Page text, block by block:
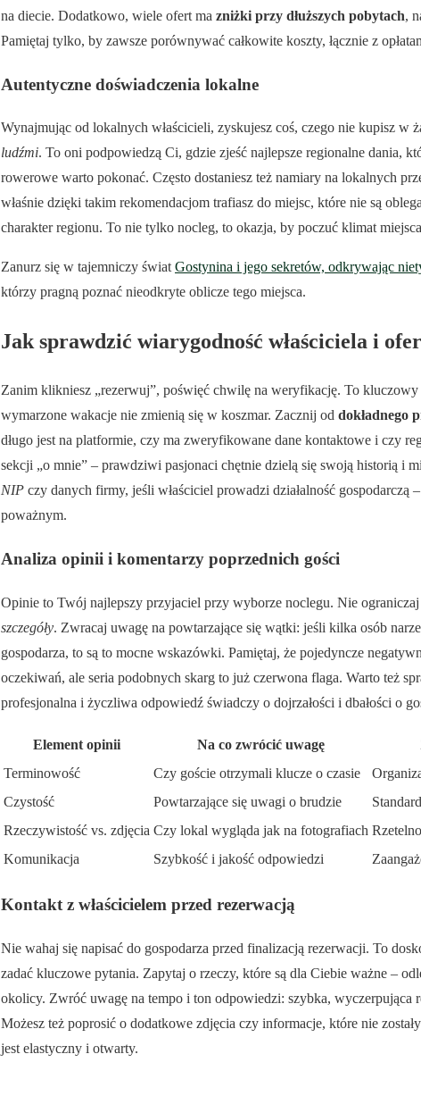
na diecie. Dodatkowo, wiele ofert ma zniżki przy dłuższych pobytach,
Pamiętaj tylko, by zawsze porównywać całkowite koszty, łącznie z
Autentyczne doświadczenia lokalne
Wynajmując od lokalnych właścicieli, zyskujesz coś, czego nie kupisz w
ludźmi. To oni podpowiedzą Ci, gdzie zjeść najlepsze regionalne dania,
rowerowe warto pokonać. Często dostaniesz też namiary na lokalnych
właśnie dzięki takim rekomendacjom trafiasz do miejsc, które nie są
charakter regionu. To nie tylko nocleg, to okazja, by poczuć klimat
Zanurz się w tajemniczy świat Gostynina i jego sekretów, odkrywając
którzy pragną poznać nieodkryte oblicze tego miejsca.
Jak sprawdzić wiarygodność właściciela i
Zanim klikniesz „rezerwuj”, poświęć chwilę na weryfikację. To
wymarzone wakacje nie zmienią się w koszmar. Zacznij od dokładnego
długo jest na platformie, czy ma zweryfikowane dane kontaktowe i czy
sekcji „o mnie” – prawdziwi pasjonaci chętnie dzielą się swoją historią i
NIP czy danych firmy, jeśli właściciel prowadzi działalność
poważnym.
Analiza opinii i komentarzy poprzednich gości
Opinie to Twój najlepszy przyjaciel przy wyborze noclegu. Nie
szczegóły. Zwracaj uwagę na powtarzające się wątki: jeśli kilka osób
gospodarza, to są to mocne wskazówki. Pamiętaj, że pojedyncze
oczekiwań, ale seria podobnych skarg to już czerwona flaga. Warto też
profesjonalna i życzliwa odpowiedź świadczy o dojrzałości i dbałości o
Element opinii Na co zwrócić uwagę
Terminowość
Czy goście otrzymali klucze o czasie
Czystość
Powtarzające się uwagi o brudzie
Rzeczywistość vs. zdjęcia Czy lokal wygląda jak na fotografiach
Komunikacja
Szybkość i jakość odpowiedzi
Kontakt z właścicielem przed rezerwacją
Nie wahaj się napisać do gospodarza przed finalizacją rezerwacji. To
zadać kluczowe pytania. Zapytaj o rzeczy, które są dla Ciebie ważne –
okolicy. Zwróć uwagę na tempo i ton odpowiedzi: szybka, wyczerpująca
Możesz też poprosić o dodatkowe zdjęcia czy informacje, które nie
jest elastyczny i otwarty.